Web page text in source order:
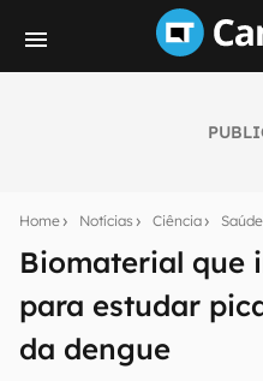
Home Notícias Ciência Saúde
Biomaterial que
para estudar
da dengue
notícias e reviews sobre
E-mail